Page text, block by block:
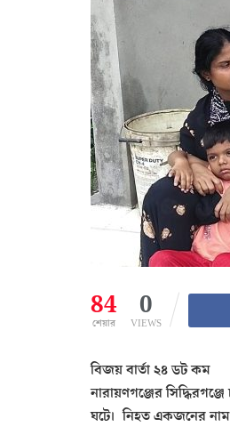
84
শেয়ার
0
VIEWS
বিজয় বার্তা ২৪ ডট কম
নারায়ণগঞ্জের
ঘটে। নিহত একজনের